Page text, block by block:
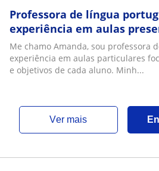
Professora de língua
experiência em aulas
crianças e adolescentes
Me chamo Amanda, sou professora
experiência em aulas particulares
e objetivos de cada aluno. Minh...
ver mais